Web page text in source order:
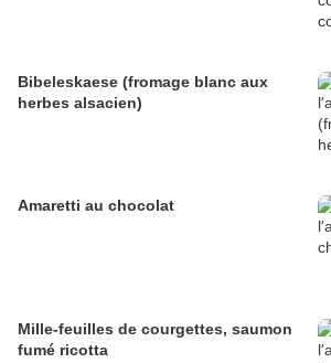
Bibeleskaese (fromage blanc aux
herbes alsacien)
Amaretti au chocolat
Mille-feuilles de courgettes, saumon
fumé ricotta